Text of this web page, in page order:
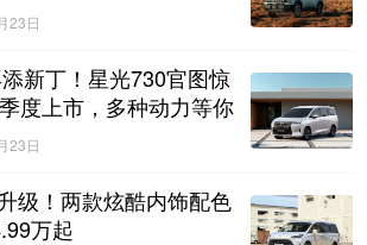
23日
新丁！星光730官图惊
度上市，多种动力等你
23日
级！两款炫酷内饰配色
万起